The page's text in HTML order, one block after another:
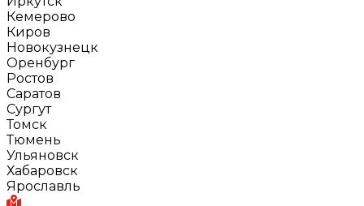
Кемерово
Киров
Новокузнецк
Оренбург
Ростов
Саратов
Сургут
Томск
Тюмень
Ульяновск
Хабаровск
Ярославль